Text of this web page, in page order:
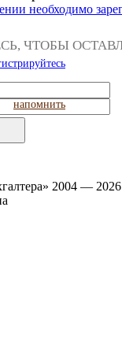
необходимо
ЧТОБЫ
напомнить
2004 —